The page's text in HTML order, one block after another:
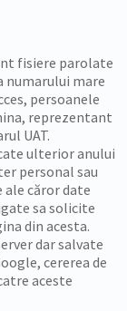
fisiere parolate
mare
persoanele
reprezentant
UAT.
ulterior anului
personal sau
căror date
sa solicite
din acesta.
dar salvate
cererea de
aceste